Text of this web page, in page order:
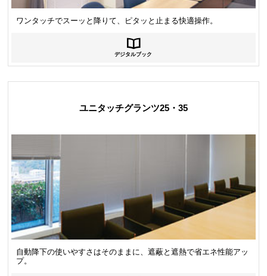
ワンタッチでスーッと降りて、ピタッと止まる快適操作。
デジタルブック
ユニタッチグランツ25・35
自動降下の使いやすさはそのままに、遮蔽と遮熱で省エネ性能アッ
プ。